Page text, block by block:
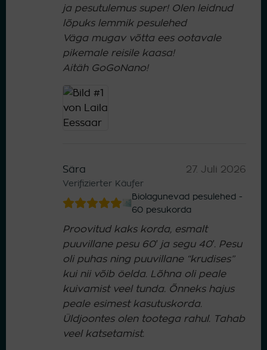
ja pesutulemus super! Olen leidnud
lõpuks lemmik pesulehed
Väga mugav võtta ees ootavale
pikemale reisile kaasa!
Aitäh GoGoNano!
Sära
Verifizierter Käufer
27. Juli 2026
Biolagunevad pesulehed -
60 pesukorda
Proovitud kaks korda, esmalt
puuvillane pesu 60′ ja segu 40′. Pesu
oli puhas ning puuvillane “krudises”
kui nii võib öelda. Lõhna oli peale
kuivamist veel tunda. Õnneks hajus
peale esimest kasutuskorda.
Üldjoontes olen tootega rahul. Tahab
veel katsetamist.